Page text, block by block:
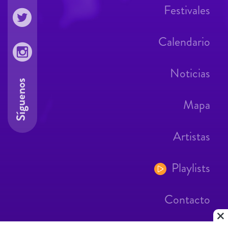
Festivales
Calendario
Noticias
Mapa
Artistas
Playlists
Contacto
Síguenos